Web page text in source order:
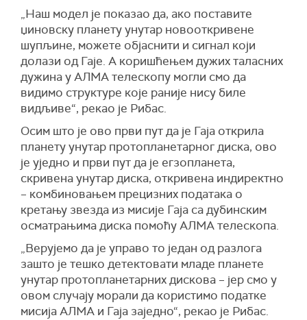
„Наш модел је показао да, ако поставите
џиновску планету унутар новооткривене
шупљине, можете објаснити и сигнал који
долази одГаје. А коришћењем дужих таласних
дужина у АЛМА телескопу могли смо да
видимо структуре које раније нису биле
видљиве“, рекао је Рибас.
Осим што је ово први пут да је Гаја открила
планету унутар протопланетарног диска, ово
је уједно и први пут да је егзопланета,
скривена унутар диска, откривена индиректно
– комбиновањем прецизних података о
кретању звезда из мисије Гаја са дубинским
осматрањима диска помоћу АЛМА телескопа.
„Верујемо да је управо то један од разлога
зашто је тешко детектовати младе планете
унутар протопланетарних дискова – јер смо у
овом случају морали да користимо податке
мисијаАЛМА и Гаја заједно“, рекао је Рибас.